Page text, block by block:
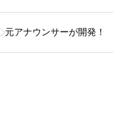
元アナウンサーが開発！ア